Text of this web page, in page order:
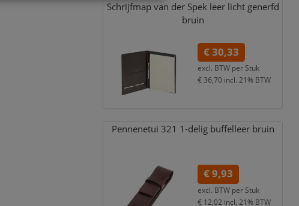
Schrijfmap van der Spek leer licht generfd
bruin
€ 30,33
excl. BTW per Stuk
€ 36,70 incl. 21% BTW
Pennenetui 321 1-delig buffelleer bruin
€ 9,93
excl. BTW per Stuk
€ 12,02 incl. 21% BTW